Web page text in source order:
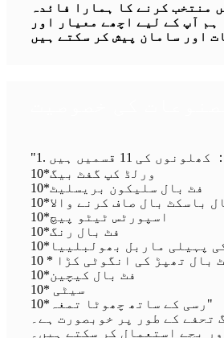
ہم آپ کے لیے اچھے معیار اور
ورلڈ کپ گفٹ بیگ*10
فٹ بال سلیکون بریسلیٹ*10
باسکٹ بال صاف کرنے والا*10
اسپورٹس ٹیٹو پیچ*10
فٹ بال رنگ*10
پہیلی ماربل بھولبلییا*10
بال تھپڑ کی انگوٹی کڑا * 10
فٹ بال کیچین*10
سیٹی *10
رسی کے ساتھ چھوٹا تمغہ*10"
تحفے کے طور پر خوبصورت ہے۔
بچے استعمال کر سکتے ہیں۔